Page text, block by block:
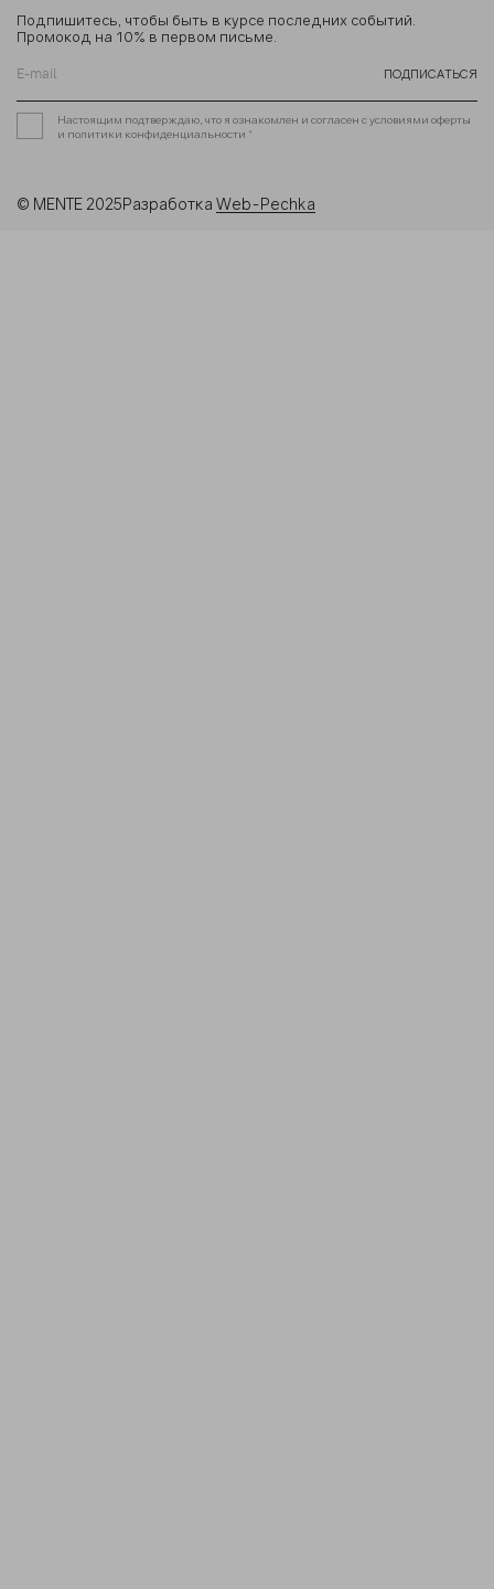
© MENTE 2025Разработка Web-Pechka
Подпишитесь, чтобы быть в курсе последних событий.
Промокод на 10% в первом письме.
ПОДПИСАТЬСЯ
Настоящим подтверждаю, что я ознакомлен и согласен с условиями оферты
и политики конфиденциальности *